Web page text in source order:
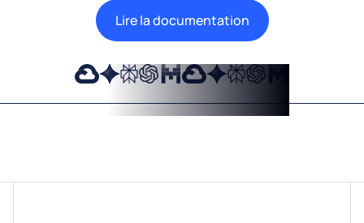
Lire la documentation